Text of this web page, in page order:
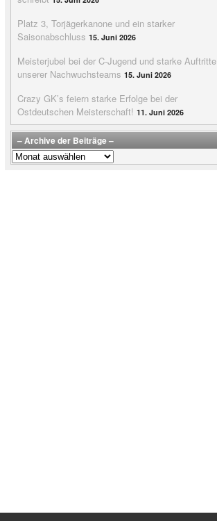
Platz 3, Torjägerkanone und ein starker
Saisonabschluss 15. Juni 2026
Meisterjubel bei der C-Jugend und starke Auftritte
unserer Nachwuchsteams 15. Juni 2026
Crazy GK’s feiern starke Erfolge bei der
Ostdeutschen Meisterschaft! 11. Juni 2026
– Archive der Beiträge –
–
Archive